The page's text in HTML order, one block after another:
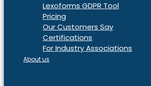
Lexoforms GDPR Tool
Pricing
Our Customers Say
Certifications
For Industry Associations
About us